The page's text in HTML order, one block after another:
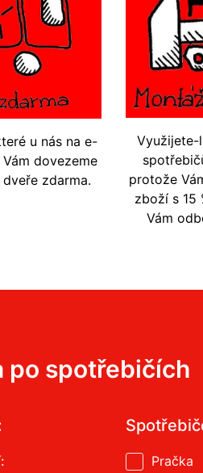
u nás na e-
dovezeme
zdarma.
Využijete-
protože
zboží s 15
Vám
po spotřebičích
Pračka